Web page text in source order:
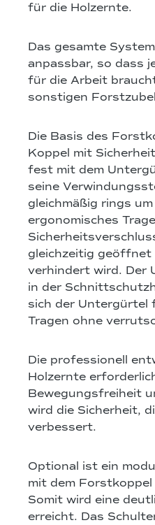
für die Holzernte.
Das gesamte
anpassbar, so dass
für die Arbeit
sonstigen
Die Basis des
Koppel mit
fest mit dem
seine
gleichmäßig rings
ergonomisches
gleichzeitig
verhindert wird. Der
in der
sich der Untergürtel
Tragen ohne
Die professionell
Holzernte
Bewegungsfreiheit
wird die Sicherheit,
verbessert.
Optional ist ein
mit dem
Somit wird eine
erreicht. Das